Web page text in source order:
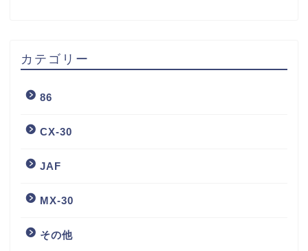
カテゴリー
86
CX-30
JAF
MX-30
その他